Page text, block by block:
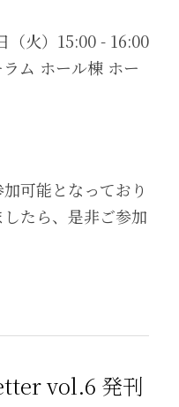
（火）15:00 - 16:00
ム ホール棟 ホー
可能となっており
たら、是非ご参加
vol.6 発刊